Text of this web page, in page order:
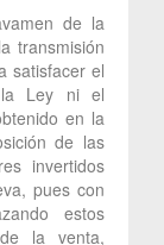
de la
transmisión
satisfacer el
Ley ni el
en la
de las
invertidos
pues con
estos
la venta,